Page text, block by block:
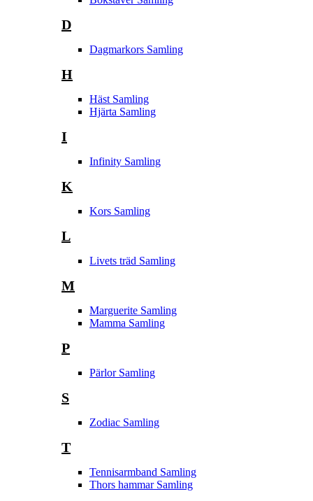
D
Dagmarkors Samling
H
Häst Samling
Hjärta Samling
I
Infinity Samling
K
Kors Samling
L
Livets träd Samling
M
Marguerite Samling
Mamma Samling
P
Pärlor Samling
S
Zodiac Samling
T
Tennisarmband Samling
Thors hammar Samling